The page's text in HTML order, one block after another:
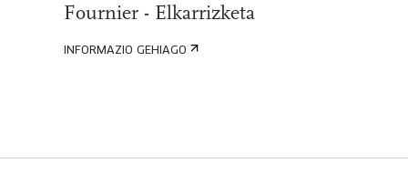
Fournier - Elkarrizketa
INFORMAZIO GEHIAGO